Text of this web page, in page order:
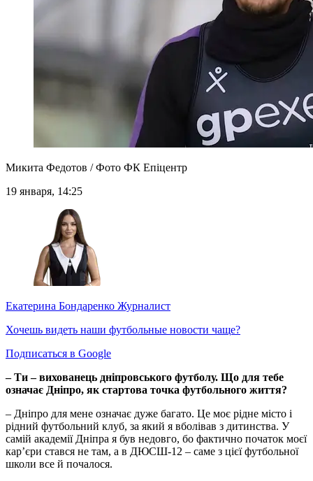
Микита Федотов / Фото ФК Епіцентр
19 января, 14:25
Екатерина Бондаренко Журналист
Хочешь видеть наши футбольные новости чаще?
Подписаться в Google
– Ти – вихованець дніпровського футболу. Що для тебе
означає Дніпро, як стартова точка футбольного життя?
– Дніпро для мене означає дуже багато. Це моє рідне місто і
рідний футбольний клуб, за який я вболівав з дитинства. У
самій академії Дніпра я був недовго, бо фактично початок моєї
кар’єри стався не там, а в ДЮСШ-12 – саме з цієї футбольної
школи все й почалося.